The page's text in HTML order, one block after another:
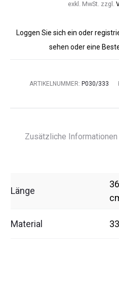
exkl. MwSt. zzgl.
Loggen Sie sich ein oder
sehen oder eine
ARTIKELNUMMER: P030/333
Zusätzliche Informationen
Länge
Material